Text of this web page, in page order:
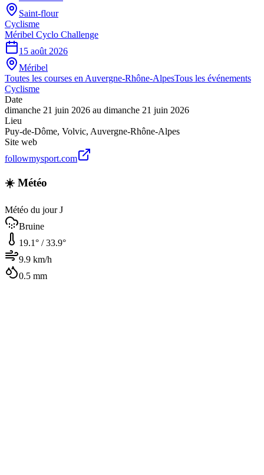
Saint-flour
Cyclisme
Méribel Cyclo Challenge
15 août 2026
Méribel
Toutes les courses en Auvergne-Rhône-AlpesTous les événements
Cyclisme
Date
dimanche 21 juin 2026 au dimanche 21 juin 2026
Lieu
Puy-de-Dôme, Volvic, Auvergne-Rhône-Alpes
Site web
followmysport.com
☀️ Météo
Météo du jour J
Bruine
19.1° /33.9°
9.9 km/h
0.5 mm